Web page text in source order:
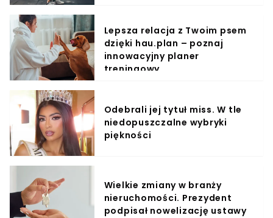
Lepsza relacja z Twoim psem
dzięki hau.plan – poznaj
innowacyjny planer
treningowy
Odebrali jej tytuł miss. W tle
niedopuszczalne wybryki
piękności
Wielkie zmiany w branży
nieruchomości. Prezydent
podpisał nowelizację ustawy